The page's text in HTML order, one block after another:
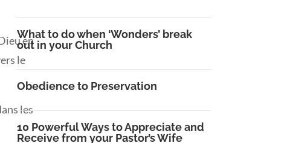
en
le
les
What to do when ‘Wonders’ break
out in your Church
Obedience to Preservation
10 Powerful Ways to Appreciate and
Receive from your Pastor’s Wife